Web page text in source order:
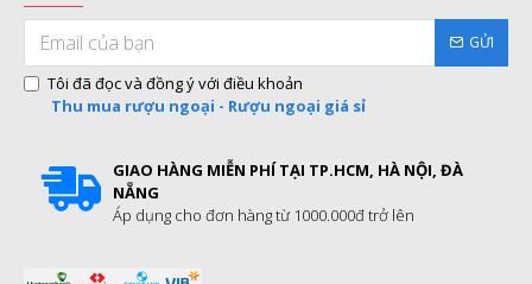
GỬI
Tôi đã đọc và đồng ý với điều khoản
Thu mua rượu ngoại - Rượu ngoại giá sỉ
GIAO HÀNG MIỄN PHÍ TẠI TP.HCM, HÀ NỘI, ĐÀ
NẴNG
Áp dụng cho đơn hàng từ 1000.000đ trở lên